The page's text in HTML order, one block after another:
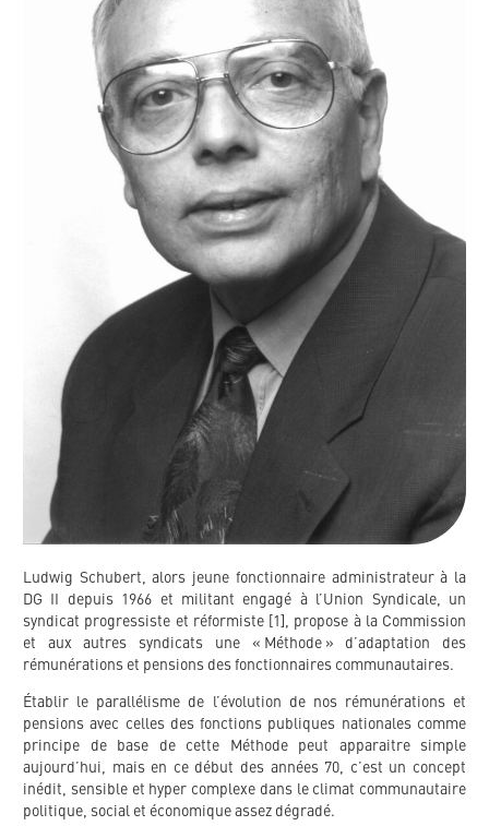
Ludwig Schubert, alors jeune fonctionnaire administrateur à la
DG II depuis 1966 et militant engagé à l’Union Syndicale, un
syndicat progressiste et réformiste [1], propose à la Commission
et aux autres syndicats une « Méthode » d’adaptation des
rémunérations et pensions des fonctionnaires communautaires.
Établir le parallélisme de l’évolution de nos rémunérations et
pensions avec celles des fonctions publiques nationales comme
principe de base de cette Méthode peut apparaitre simple
aujourd’hui, mais en ce début des années 70, c’est un concept
inédit, sensible et hyper complexe dans le climat communautaire
politique, social et économique assez dégradé.